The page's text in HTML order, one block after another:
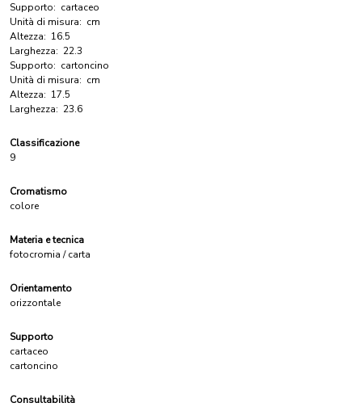
Supporto: cartaceo
Unità di misura: cm
Altezza: 16.5
Larghezza: 22.3
Supporto: cartoncino
Unità di misura: cm
Altezza: 17.5
Larghezza: 23.6
Classificazione
9
Cromatismo
colore
Materia e tecnica
fotocromia / carta
Orientamento
orizzontale
Supporto
cartaceo
cartoncino
Consultabilità